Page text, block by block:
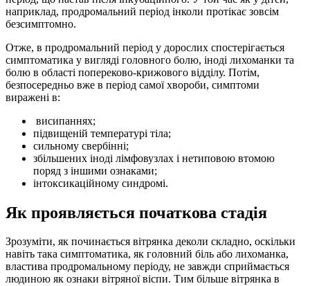
наприклад, продромальний період інколи протікає зовсім
безсимптомно.
Отже, в продромальний період у дорослих спостерігається
симптоматика у вигляді головного болю, іноді лихоманки та
болю в області попереково-крижового відділу. Потім,
безпосередньо вже в період самої хвороби, симптоми
виражені в:
висипаннях;
підвищеній температурі тіла;
сильному свербінні;
збільшених іноді лімфовузлах і нетиповою втомою
поряд з іншими ознаками;
інтоксикаційному синдромі.
Як проявляється початкова стадія
Зрозуміти, як починається вітрянка деколи складно, оскільки
навіть така симптоматика, як головний біль або лихоманка,
властива продромальному періоду, не завжди сприймається
людиною як ознаки вітряної віспи. Тим більше вітрянка в